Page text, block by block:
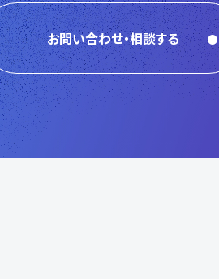
お問い合わせ・相談する